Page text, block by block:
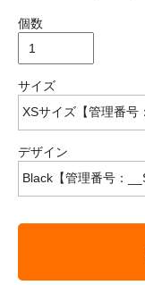
個数
サイズ
デザイン